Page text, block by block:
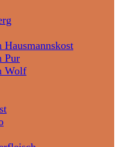
Pur
Wolf